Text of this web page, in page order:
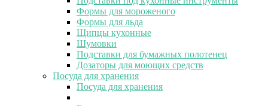
Формы для мороженого
Формы для льда
Щипцы кухонные
Шумовки
Подставки для бумажных полотенец
Дозаторы для моющих средств
Посуда для хранения
Посуда для хранения